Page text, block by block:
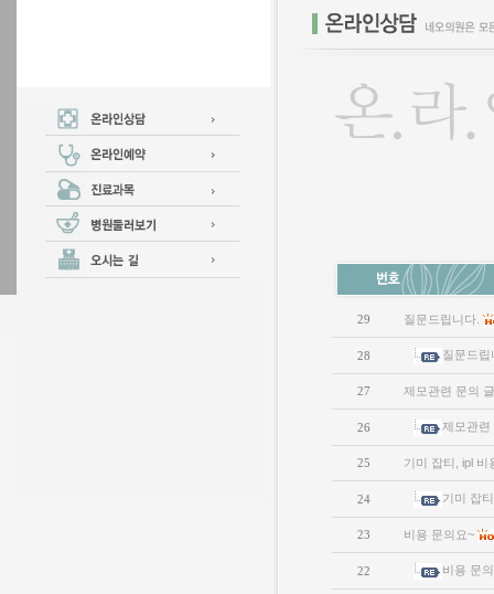
29 질문드립니다.
28 질문드립
27 제모관련 문의
26 제모관련
25 기미 잡티, ipl 비
24 기미 잡
23 비용 문의요~
22 비용 문